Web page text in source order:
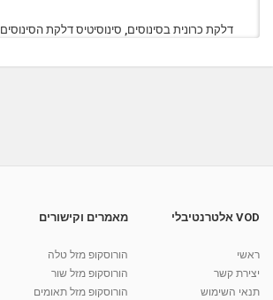
דלקת כרונית בסינוסים, סינוסיטיס דלקת הסינוסים
מאת
VOD אלטרנטיבלי
ראשי
יצירת קשר
תנאי השימוש
מאמרים וקישורים
הורוסקופ מזל טלה
הורוסקופ מזל שור
הורוסקופ מזל תאומים